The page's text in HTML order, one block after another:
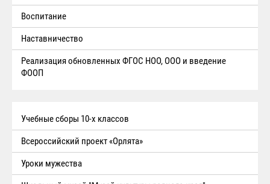
Воспитание
Наставничество
Реализация обновленных ФГОС НОО, ООО и введение
ФООП
Учебные сборы 10-х классов
Всероссийский проект «Орлята»
Уроки мужества